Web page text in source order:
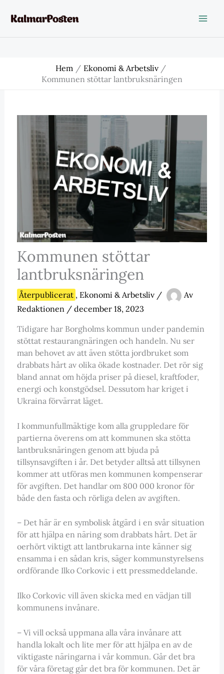
Hem
Ekonomi & Arbetsliv
Kommunen stöttar lantbruksnäringen
Kommunen stöttar
lantbruksnäringen
Återpublicerat , Ekonomi & Arbetsliv/
Av
Redaktionen / december 18, 2023
Tidigare har Borgholms kommun under pandemin
stöttat restaurangnäringen och handeln. Nu ser
man behovet av att även stötta jordbruket som
drabbats hårt av olika ökade kostnader. Det rör sig
bland annat om höjda priser på diesel, kraftfoder,
energi och konstgödsel. Dessutom har kriget i
Ukraina förvärrat läget.
I kommunfullmäktige kom alla gruppledare för
partierna överens om att kommunen ska stötta
lantbruksnäringen genom att bjuda på
tillsynsavgiften i år. Det betyder alltså att tillsynen
kommer att utföras men kommunen kompenserar
för avgiften. Det handlar om 800 000 kronor för
både den fasta och rörliga delen av avgiften.
– Det här är en symbolisk åtgärd i en svår situation
för att hjälpa en näring som drabbats hårt. Det är
oerhört viktigt att lantbrukarna inte känner sig
ensamma i en sådan kris, säger kommunstyrelsens
ordförande Ilko Corkovic i ett pressmeddelande.
Ilko Corkovic vill även skicka med en vädjan till
kommunens invånare.
– Vi vill också uppmana alla våra invånare att
handla lokalt och lite mer för att hjälpa en av de
viktigaste näringarna i vår kommun. Går det bra
för våra företag går det bra för kommunen. Det är